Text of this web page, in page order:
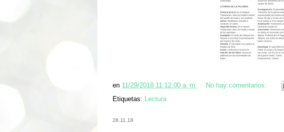
en 11/29/2018 11:12:00 a. m.
No hay comentarios:
Etiquetas:
Lectura
28.11.18